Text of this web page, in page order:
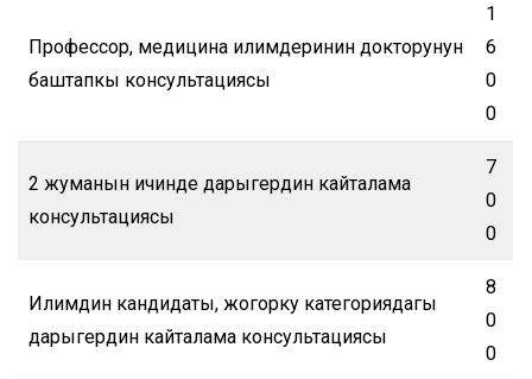
Профессор, медицина илимдеринин докторунун
баштапкы консультациясы
1
6
0
0
2 жуманын ичинде дарыгердин кайталама
консультациясы
7
0
0
Илимдин кандидаты, жогорку категориядагы
дарыгердин кайталама консультациясы
8
0
0